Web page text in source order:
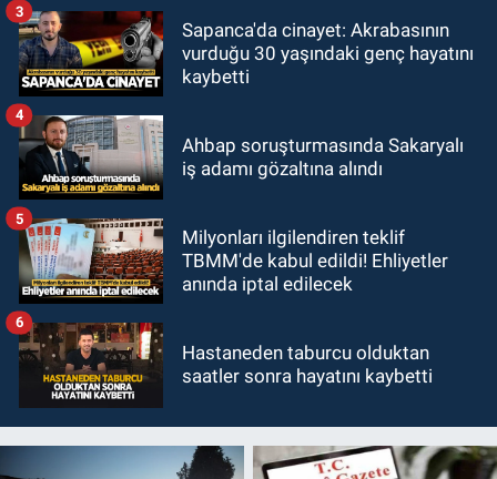
Sapanca'da cinayet: Akrabasının
vurduğu 30 yaşındaki genç hayatını
kaybetti
3
Ahbap soruşturmasında Sakaryalı
iş adamı gözaltına alındı
4
Milyonları ilgilendiren teklif
TBMM'de kabul edildi! Ehliyetler
anında iptal edilecek
5
Hastaneden taburcu olduktan
saatler sonra hayatını kaybetti
6